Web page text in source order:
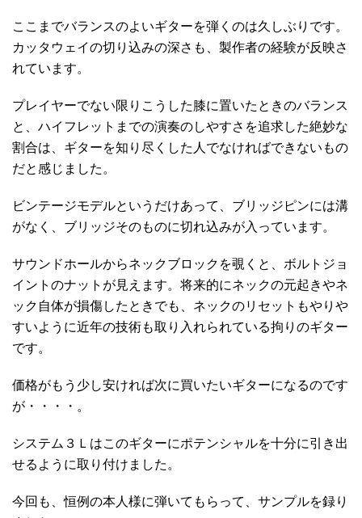
ここまでバランスのよいギターを弾くのは久しぶりです。
カッタウェイの切り込みの深さも、製作者の経験が反映さ
れています。
プレイヤーでない限りこうした膝に置いたときのバランス
と、ハイフレットまでの演奏のしやすさを追求した絶妙な
割合は、ギターを知り尽くした人でなければできないもの
だと感じました。
ビンテージモデルというだけあって、ブリッジピンには溝
がなく、ブリッジそのものに切れ込みが入っています。
サウンドホールからネックブロックを覗くと、ボルトジョ
イントのナットが見えます。将来的にネックの元起きやネ
ック自体が損傷したときでも、ネックのリセットもやりや
すいように近年の技術も取り入れられている拘りのギター
です。
価格がもう少し安ければ次に買いたいギターになるのです
が・・・・。
システム３Ｌはこのギターにポテンシャルを十分に引き出
せるように取り付けました。
今回も、恒例の本人様に弾いてもらって、サンプルを録り